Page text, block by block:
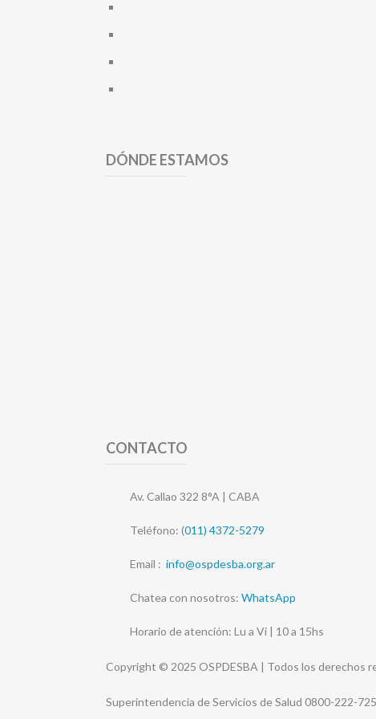
DÓNDE ESTAMOS
CONTACTO
Av. Callao 322 8°A | CABA
Teléfono: (011) 4372-5279
Email : info@ospdesba.org.ar
Chatea con nosotros: WhatsApp
Horario de atención: Lu a Vi | 10 a 15hs
Copyright © 2025 OSPDESBA | Todos los derechos
Superintendencia de Servicios de Salud 0800-222-